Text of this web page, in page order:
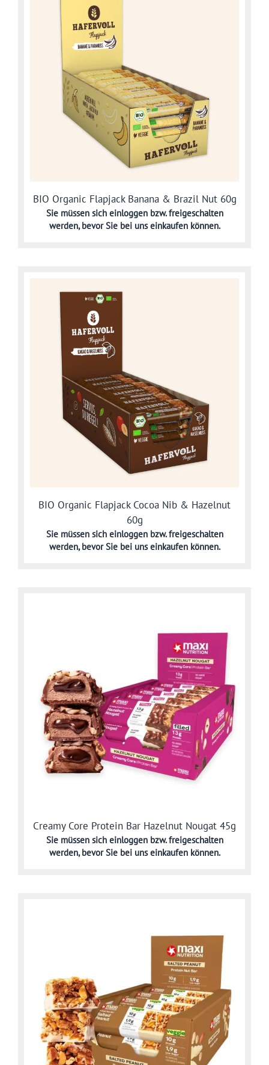
BIO Organic Flapjack Banana & Brazil Nut 60g
Sie müssen sich einloggen bzw. freigeschalten
werden,bevor Sie bei uns einkaufen können.
BIO Organic Flapjack Cocoa Nib & Hazelnut
60g
Sie müssen sich einloggen bzw. freigeschalten
werden,bevor Sie bei uns einkaufen können.
Creamy Core Protein Bar Hazelnut Nougat 45g
Sie müssen sich einloggen bzw. freigeschalten
werden,bevor Sie bei uns einkaufen können.